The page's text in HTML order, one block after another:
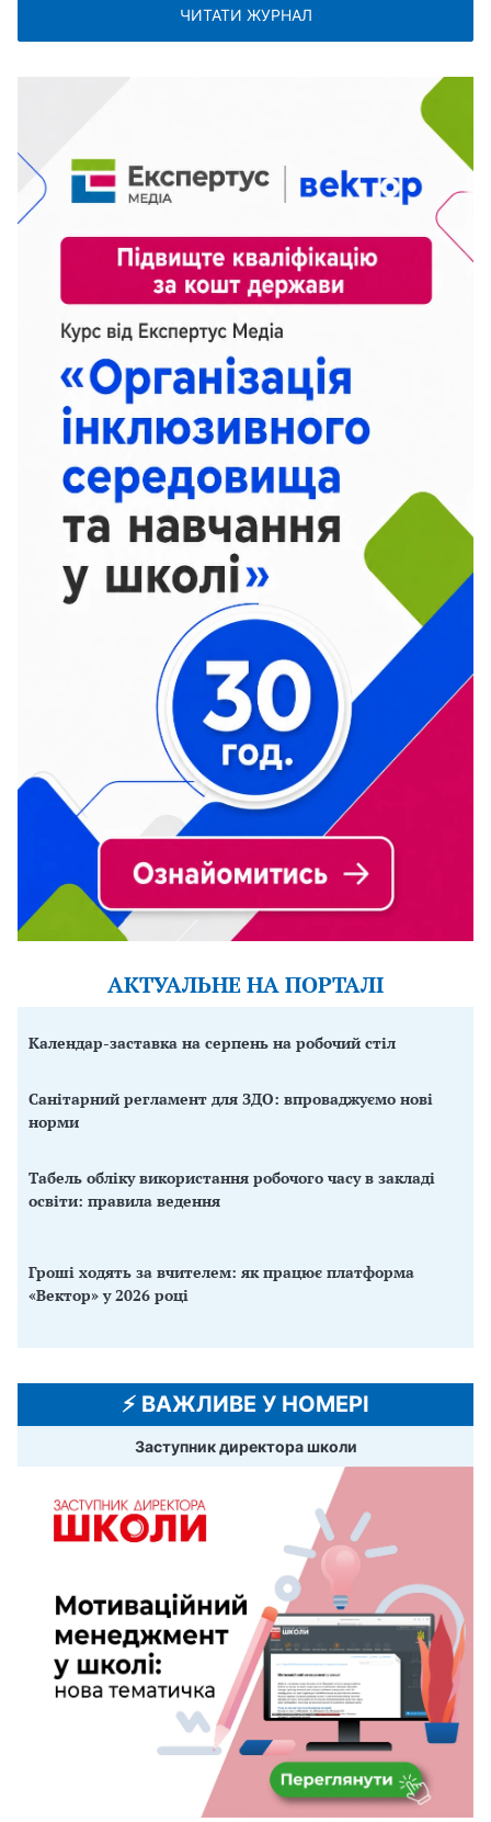
ЧИТАТИ ЖУРНАЛ
АКТУАЛЬНЕ НА ПОРТАЛІ
Календар-заставка на серпень на робочий стіл
Санітарний регламент для ЗДО: впроваджуємо нові
норми
Табель обліку використання робочого часу в закладі
освіти: правила ведення
Гроші ходять за вчителем: як працює платформа
«Вектор» у 2026 році
⚡️ ВАЖЛИВЕ У НОМЕРІ
Заступник директора школи